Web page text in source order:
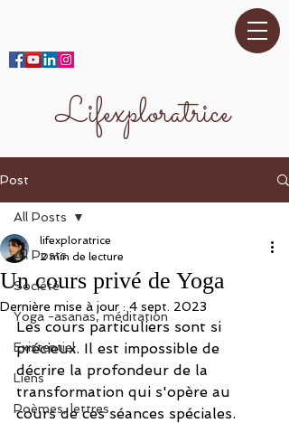
Lifexploratrice
Post
All Posts
Société
Yoga -asanas, méditation
Existentiel
Liens
Poèmes, lettres
All Posts
Un cours privé de Yoga
lifexploratrice
2 min de lecture
Dernière mise à jour : 4 sept. 2023
Les cours particuliers sont si
précieux. Il est impossible de
décrire la profondeur de la
transformation qui s'opère au
cours de ces séances spéciales.